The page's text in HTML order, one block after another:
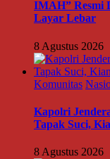
IMAH” Resmi
Layar Lebar
8 Agustus 2026
Komunitas
Kapolri
Tapak Suci,
8 Agustus 2026